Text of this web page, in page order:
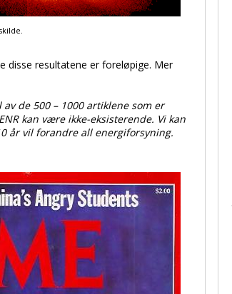
disse resultatene er foreløpige. Mer
de 500 – 1000 artiklene som er
kan være ikke-eksisterende. Vi kan
år vil forandre all energiforsyning.